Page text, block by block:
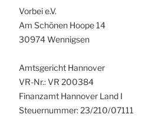
Vorbei e.V.
Am Schönen Hoope 14
30974 Wennigsen
Amtsgericht Hannover
VR-Nr.: VR 200384
Finanzamt Hannover Land I
Steuernummer: 23/210/07111